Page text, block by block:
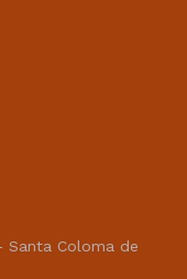
Santa Coloma de